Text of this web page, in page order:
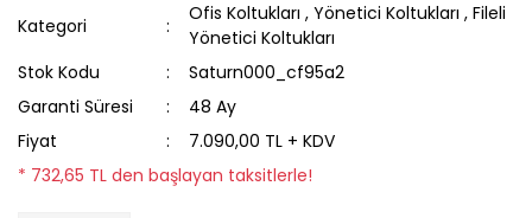
Kategori
Ofis Koltukları ,Yönetici Koltukları ,Fileli
Yönetici Koltukları
Stok Kodu
Saturn000_cf95a2
Garanti Süresi
48 Ay
Fiyat
7.090,00 TL + KDV
* 732,65 TL den başlayan taksitlerle!